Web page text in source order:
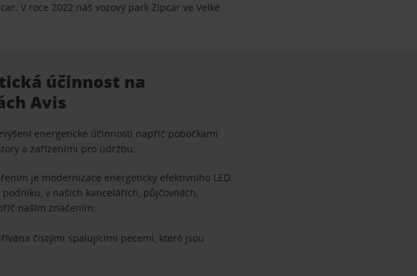
V roce 2022 náš vozový park Zipcar ve Velké
účinnost na
Avis
energetické účinnosti napříč pobočkami
a zařízeními pro údržbu.
je modernizace energeticky efektivního LED
v našich kancelářích, půjčovnách,
naším značením.
čistými spalujícími pecemi, které jsou